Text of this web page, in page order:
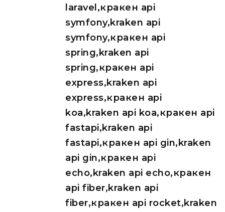
laravel,кракен api
symfony,kraken api
symfony,кракен api
spring,kraken api
spring,кракен api
express,kraken api
express,кракен api
koa,kraken api koa,кракен api
fastapi,kraken api
fastapi,кракен api gin,kraken
api gin,кракен api
echo,kraken api echo,кракен
api fiber,kraken api
fiber,кракен api rocket,kraken